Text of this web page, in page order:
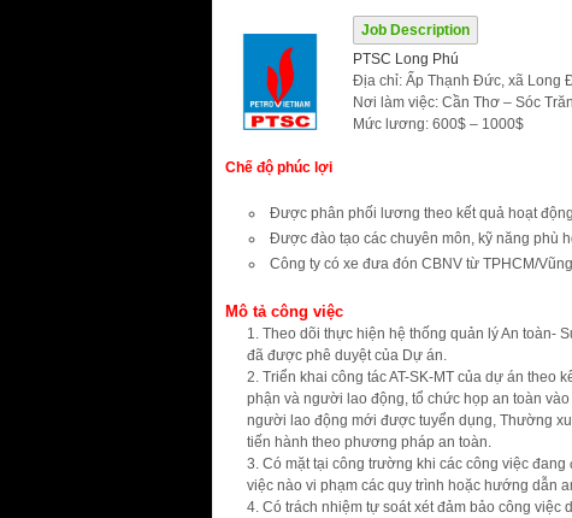
Job Description
PTSC Long Phú
Địa chỉ: Ấp Thạnh Đức, xã Long
Nơi làm việc: Cần Thơ – Sóc
Mức lương: 600$ – 1000$
Chế độ phúc l ợi
Được phân phối lương theo kết quả hoạt
Được đào tạo các chuyên môn, kỹ năng phù
Công ty có xe đưa đón CBNV từ TPHCM/
Mô tả công việc
Theo dõi thực hiện hệ thống quản lý An toàn-
đã được phê duyệt của Dự án.
Triển khai công tác AT-SK-MT của dự án theo
phận và người lao động, tổ chức họp an toàn
người lao động mới được tuyển dụng, Thường
tiến hành theo phương pháp an toàn.
Có mặt tại công trường khi các công việc
việc nào vi phạm các quy trình hoặc hướng dẫn
Có trách nhiệm tự soát xét đảm bảo công việc